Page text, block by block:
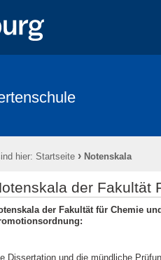
hier: Startseite › Notenskala
der Fakultät
der Fakultät für Chemie
Dissertation und die mündliche